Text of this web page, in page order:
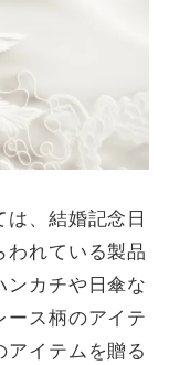
、結婚記念日
われている製品
ンカチや日傘な
ース柄のアイテ
アイテムを贈る